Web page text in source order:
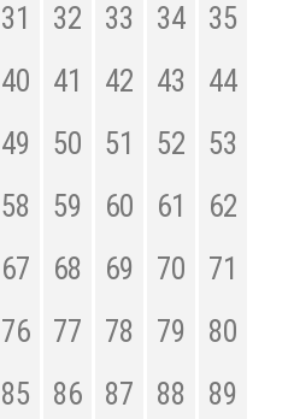
31 32 33 34
35
40 41 42 43
44
49 50 51 52
53
58 59 60 61
62
67 68 69 70
71
76 77 78 79
80
85 86 87 88
89